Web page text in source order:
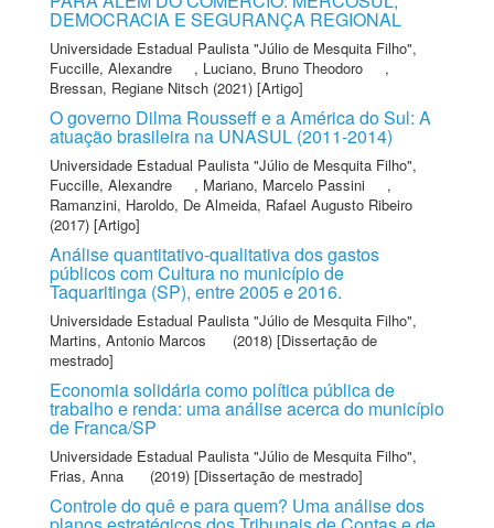
DEMOCRACIA E SEGURANÇA REGIONAL
Universidade Estadual Paulista "Júlio de Mesquita Filho",
Fuccille, Alexandre
, Luciano, Bruno Theodoro
,
Bressan, Regiane Nitsch (2021) [Artigo]
O governo Dilma Rousseff e a América do Sul: A
atuação brasileira na UNASUL (2011-2014)
Universidade Estadual Paulista "Júlio de Mesquita Filho",
Fuccille, Alexandre
, Mariano, Marcelo Passini
,
Ramanzini, Haroldo, De Almeida, Rafael Augusto Ribeiro
(2017) [Artigo]
Análise quantitativo-qualitativa dos gastos
públicos com Cultura no município de
Taquaritinga (SP), entre 2005 e 2016.
Universidade Estadual Paulista "Júlio de Mesquita Filho",
Martins, Antonio Marcos
(2018) [Dissertação de
mestrado]
Economia solidária como política pública de
trabalho e renda: uma análise acerca do município
de Franca/SP
Universidade Estadual Paulista "Júlio de Mesquita Filho",
Frias, Anna
(2019) [Dissertação de mestrado]
Controle do quê e para quem? Uma análise dos